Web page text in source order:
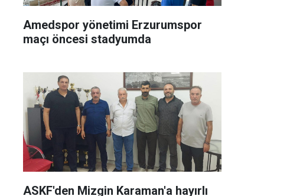
Amedspor yönetimi Erzurumspor
maçı öncesi stadyumda
ASKF'den Mizgin Karaman'a hayırlı